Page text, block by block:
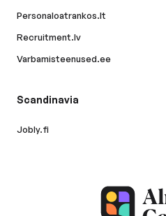
Personaloatrankos.lt
Recruitment.lv
Varbamisteenused.ee
Scandinavia
Jobly.fi